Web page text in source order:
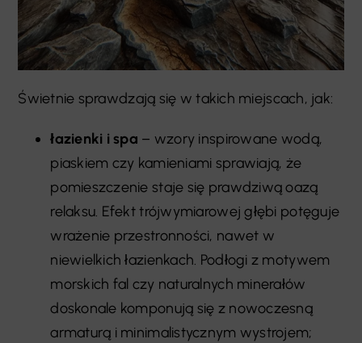
Świetnie sprawdzają się w takich miejscach, jak:
łazienki i spa – wzory inspirowane wodą,
piaskiem czy kamieniami sprawiają, że
pomieszczenie staje się prawdziwą oazą
relaksu. Efekt trójwymiarowej głębi potęguje
wrażenie przestronności, nawet w
niewielkich łazienkach. Podłogi z motywem
morskich fal czy naturalnych minerałów
doskonale komponują się z nowoczesną
armaturą i minimalistycznym wystrojem;